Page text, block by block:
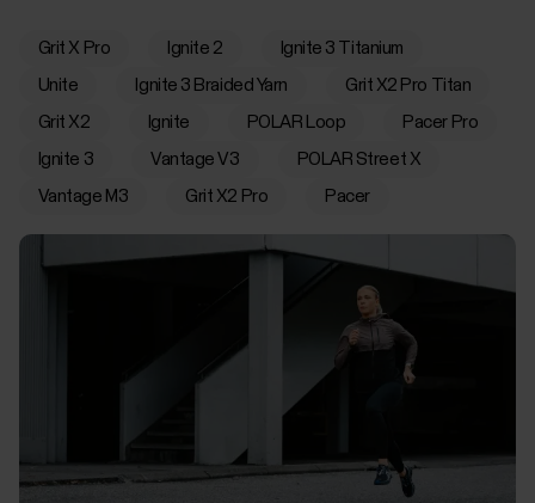
Grit X Pro Ignite 2 Ignite 3 Titanium
Unite Ignite 3 Braided Yarn Grit X2 Pro Titan
Grit X2 Ignite POLAR Loop Pacer Pro
Ignite 3 Vantage V3 POLAR Street X
Vantage M3 Grit X2 Pro Pacer